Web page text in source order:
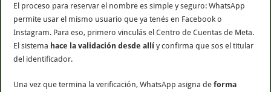
El proceso para reservar el nombre es simple y seguro: WhatsApp
permite usar el mismo usuario que ya tenés en Facebook o
Instagram. Para eso, primero vinculás el Centro de Cuentas de Meta.
El sistema hace la validación desde allí y confirma que sos el titular
del identificador.
Una vez que termina la verificación, WhatsApp asigna deforma